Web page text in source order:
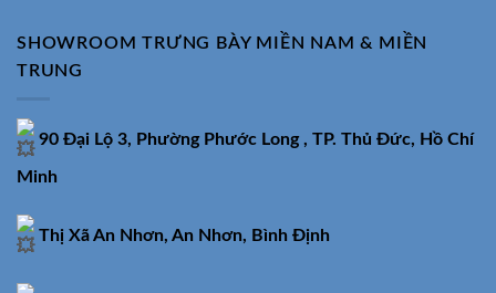
SHOWROOM TRƯNG BÀY MIỀN NAM & MIỀN
TRUNG
90 Đại Lộ 3, Phường Phước Long , TP. Thủ Đức, Hồ Chí
Minh
Thị Xã An Nhơn, An Nhơn, Bình Định